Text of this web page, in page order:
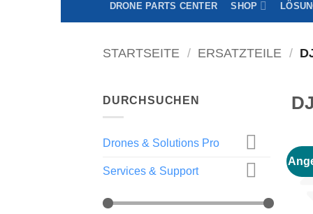
DRONE PARTS CENTER SHOP
STARTSEITE / ERSATZTEILE /
DURCHSUCHEN
Drones & Solutions Pro
Services & Support